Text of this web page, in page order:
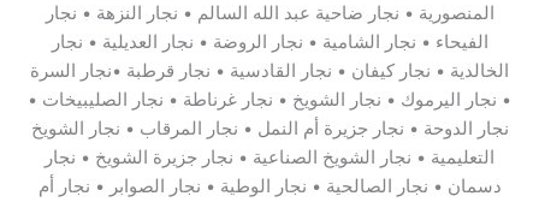
المنصورية • نجار ضاحية عبد الله السالم • نجار النزهة • نجار
الفيحاء • نجار الشامية • نجار الروضة • نجار العديلية • نجار
الخالدية • نجار كيفان • نجار القادسية • نجار قرطبة •نجار السرة
• نجار اليرموك • نجار الشويخ • نجار غرناطة • نجار الصليبيخات •
نجار الدوحة • نجار جزيرة أم النمل • نجار المرقاب • نجار الشويخ
التعليمية • نجار الشويخ الصناعية • نجار جزيرة الشويخ • نجار
دسمان • نجار الصالحية • نجار الوطية • نجار الصوابر • نجار أم